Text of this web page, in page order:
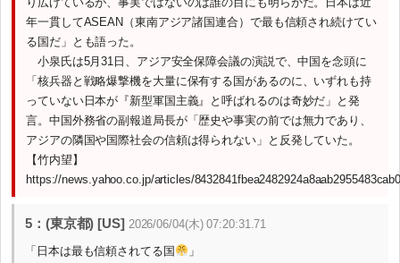
年一貫してASEAN（東南アジア諸国連合）で最も信頼され続けてい
る国だ」とも語った。
小泉氏は5月31日、アジア安全保障会議の演説で、中国を念頭に
「核兵器と戦略爆撃機を大量に保有する国があるのに、いずれも持
っていない日本が『新型軍国主義』と呼ばれるのは奇妙だ」と発
言。中国外務省の副報道局長が「歴史や事実の前では無力であり、
アジアの隣国や国際社会の信頼は得られない」と反発していた。
【竹内望】
https://news.yahoo.co.jp/articles/
5：(東京都) [US] 2026/06/04(木) 07:20:31.71
「日本は最も信頼されてる国
」